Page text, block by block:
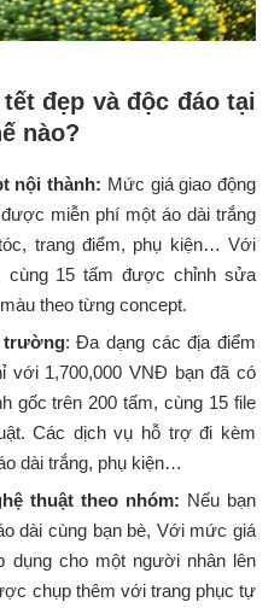
đẹp và độc đáo tại
nào?
nội thành: Mức giá giao động
miễn phí một áo dài trắng
trang điểm, phụ kiện… Với
cùng 15 tấm được chỉnh sửa
theo từng concept.
trường: Đa dạng các địa điểm
với 1,700,000 VNĐ bạn đã có
gốc trên 200 tấm, cùng 15 file
Các dịch vụ hỗ trợ đi kèm
dài trắng, phụ kiện…
thuật theo nhóm: Nếu bạn
dài cùng bạn bè, Với mức giá
dụng cho một người nhân lên
chụp thêm với trang phục tự